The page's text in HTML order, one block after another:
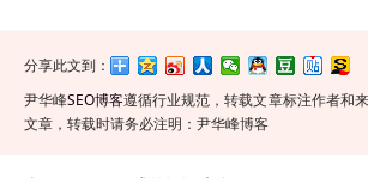
分享此文到：
尹华峰SEO博客遵循行业规范，转载文章标注作者和
文章，转载时请务必注明：尹华峰博客